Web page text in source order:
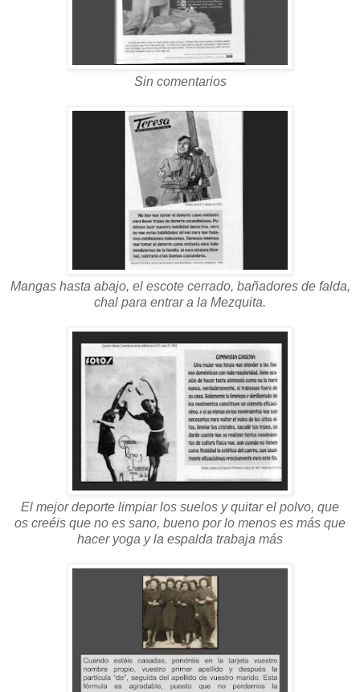
Sin comentarios
Mangas hasta abajo, el escote cerrado, bañadores de falda,
chal para entrar a la Mezquita.
El mejor deporte limpiar los suelos y quitar el polvo, que
os creéis que no es sano, bueno por lo menos es más que
hacer yoga y la espalda trabaja más